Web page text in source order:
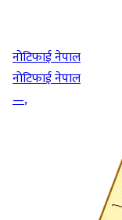
नोटिफाई नेपाल
नोटिफाई नेपाल
—,